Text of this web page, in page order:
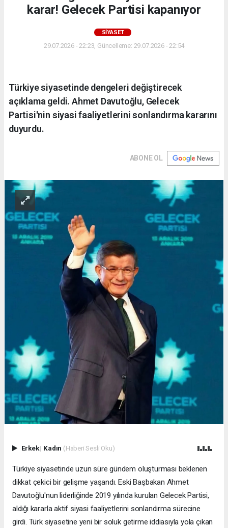
karar! Gelecek Partisi kapanıyor
SİYASET
29.07.2026 - 22:23, Güncelleme: 29.07.2026 - 22:54
Türkiye siyasetinde dengeleri değiştirecek
açıklama geldi. Ahmet Davutoğlu, Gelecek
Partisi'nin siyasi faaliyetlerini sonlandırma kararını
duyurdu.
ABONE OL
Erkek| Kadın (Haberi Sesli Oku)
Türkiye siyasetinde uzun süre gündem oluşturması beklenen
dikkat çekici bir gelişme yaşandı. Eski Başbakan Ahmet
Davutoğlu'nun liderliğinde 2019 yılında kurulan Gelecek Partisi,
aldığı kararla aktif siyasi faaliyetlerini sonlandırma sürecine
girdi. Türk siyasetine yeni bir soluk getirme iddiasıyla yola çıkan